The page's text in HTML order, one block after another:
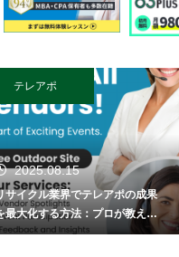
テレアポ
2025.08.15
サイクル業界でテレアポの成果
最大化する方法：プロが教える
功術